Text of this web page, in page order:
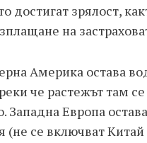
достигат зрялост,
на
Америка остава
че растежът там
Западна Европа
(не се включват